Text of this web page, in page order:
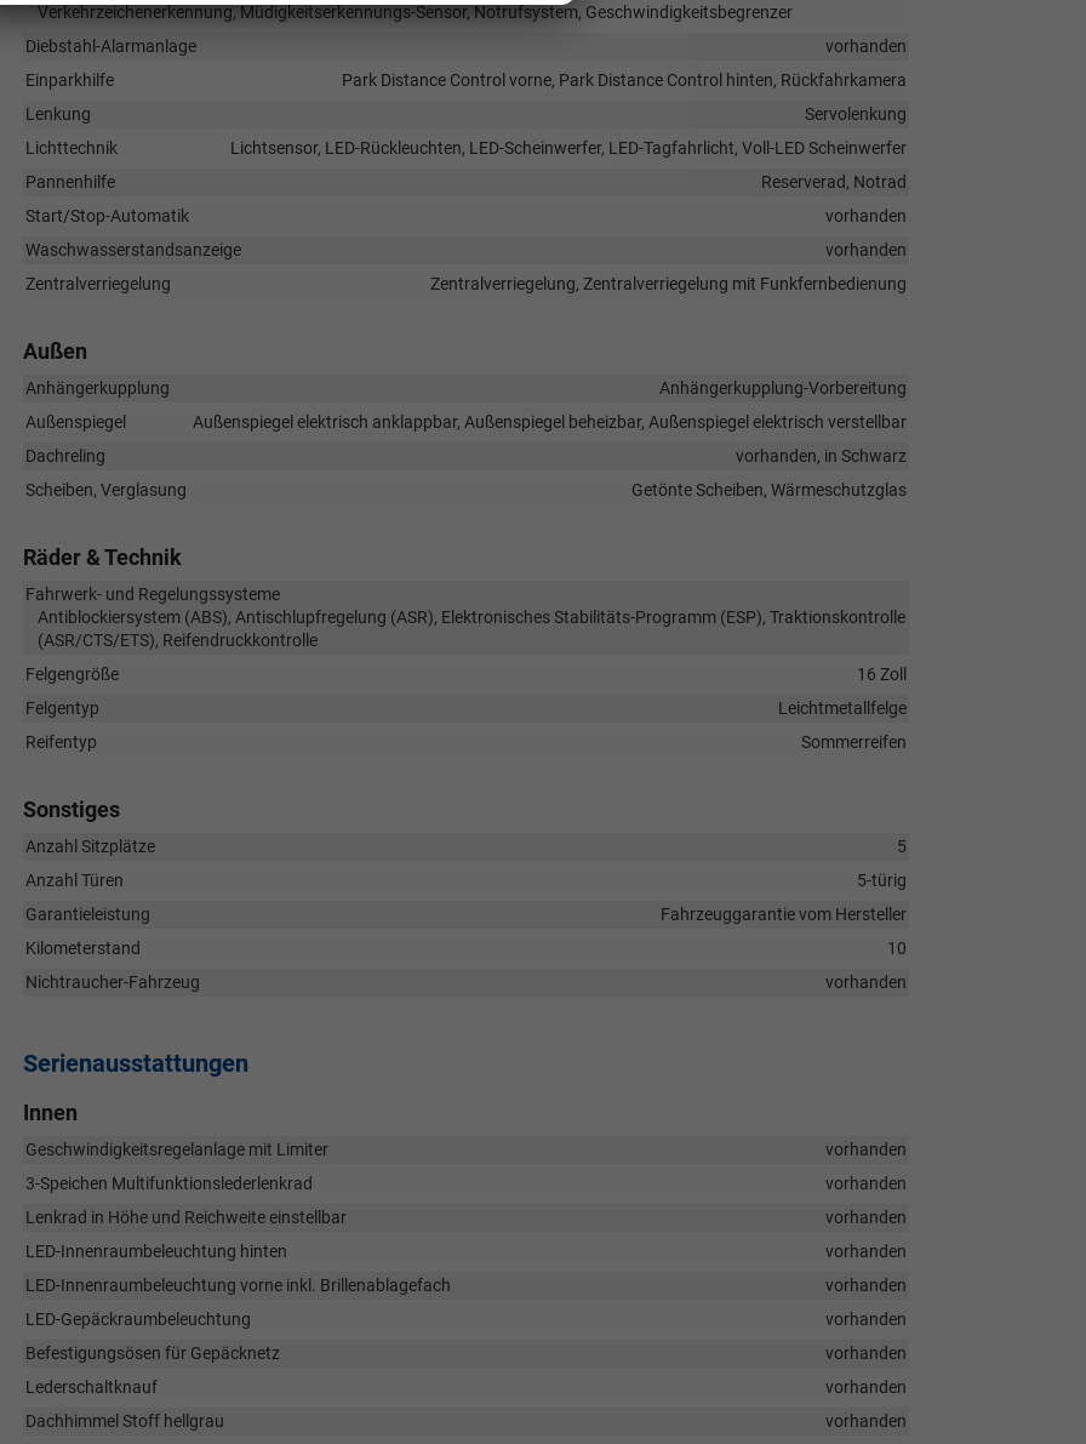
Verkehrzeichenerkennung, Müdigkeitserkennungs-Sensor, Notrufsystem, Geschwindigkeitsbegrenzer
Diebstahl-Alarmanlage
vorhanden
Einparkhilfe
Park Distance Control vorne, Park Distance Control hinten, Rückfahrkamera
Lenkung
Servolenkung
Lichttechnik
Lichtsensor, LED-Rückleuchten, LED-Scheinwerfer, LED-Tagfahrlicht, Voll-LED Scheinwerfer
Pannenhilfe
Reserverad, Notrad
Start/Stop-Automatik
vorhanden
Waschwasserstandsanzeige
vorhanden
Zentralverriegelung
Zentralverriegelung, Zentralverriegelung mit Funkfernbedienung
Außen
Anhängerkupplung
Anhängerkupplung-Vorbereitung
Außenspiegel
Außenspiegel elektrisch anklappbar, Außenspiegel beheizbar, Außenspiegel elektrisch verstellbar
Dachreling
vorhanden, in Schwarz
Scheiben, Verglasung
Getönte Scheiben, Wärmeschutzglas
Räder & Technik
Fahrwerk- und Regelungssysteme
Antiblockiersystem (ABS), Antischlupfregelung (ASR), Elektronisches Stabilitäts-Programm (ESP), Traktionskontrolle
(ASR/CTS/ETS), Reifendruckkontrolle
Felgengröße
16 Zoll
Felgentyp
Leichtmetallfelge
Reifentyp
Sommerreifen
Sonstiges
Anzahl Sitzplätze
5
Anzahl Türen
5-türig
Garantieleistung
Fahrzeuggarantie vom Hersteller
Kilometerstand
10
Nichtraucher-Fahrzeug
vorhanden
Serienausstattungen
Innen
Geschwindigkeitsregelanlage mit Limiter
vorhanden
3-Speichen Multifunktionslederlenkrad
vorhanden
Lenkrad in Höhe und Reichweite einstellbar
vorhanden
LED-Innenraumbeleuchtung hinten
vorhanden
LED-Innenraumbeleuchtung vorne inkl. Brillenablagefach
vorhanden
LED-Gepäckraumbeleuchtung
vorhanden
Befestigungsösen für Gepäcknetz
vorhanden
Lederschaltknauf
vorhanden
Dachhimmel Stoff hellgrau
vorhanden